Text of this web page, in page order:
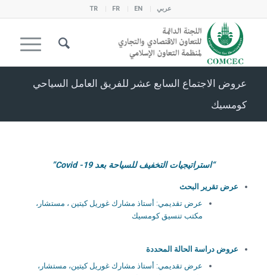
عربي EN
FR
TR
عروض الاجتماع السابع عشر للفريق العامل السياحي
كومسيك
“استراتيجيات التخفيف للسياحة بعد Covid -19”
عرض تقرير البحث
عرض تقديمي: أستاذ مشارك غوريل كيتين ، مستشار،
مكتب تنسيق كومسيك
عروض دراسة الحالة المحددة
عرض تقديمي: أستاذ مشارك غوريل كيتين، مستشار،